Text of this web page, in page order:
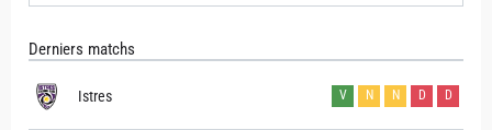
Derniers matchs
Istres V N N D D